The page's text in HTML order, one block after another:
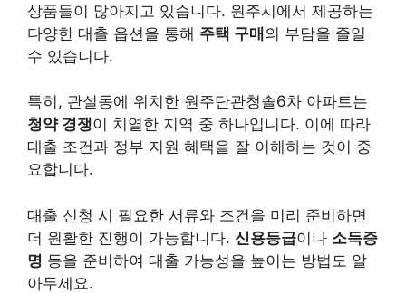
상품들이 많아지고 있습니다. 원주시에서 제공하는
다양한 대출 옵션을 통해 주택 구매의 부담을 줄일
수 있습니다.
특히, 관설동에 위치한 원주단관청솔6차 아파트는
청약 경쟁이 치열한 지역 중 하나입니다. 이에 따라
대출 조건과 정부 지원 혜택을 잘 이해하는 것이 중
요합니다.
대출 신청 시 필요한 서류와 조건을 미리 준비하면
더 원활한 진행이 가능합니다. 신용등급이나 소득증
명 등을 준비하여 대출 가능성을 높이는 방법도 알
아두세요.